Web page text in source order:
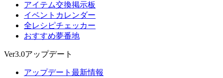
アイテム交換掲示板
イベントカレンダー
全レシピチェッカー
おすすめ夢番地
Ver3.0アップデート
アップデート最新情報